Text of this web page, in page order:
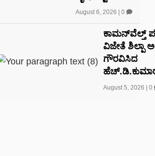
August 6, 2026 0
ಕಾಮನ್‌ವೆಲ್ತ್
ವಿಜೇತೆ ಶಿಲ್ಪಾ
ಗೌರವಿಸಿದ
August 5, 2026 0